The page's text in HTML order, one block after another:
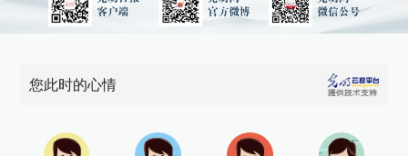
您此时的心情